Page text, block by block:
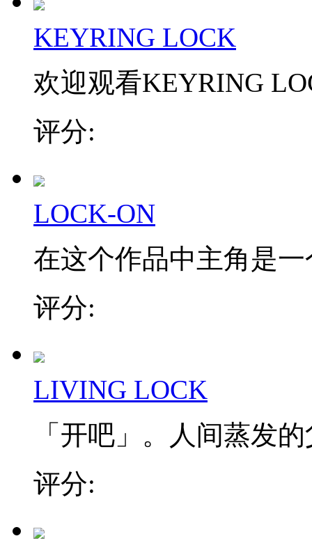
KEYRING LOCK
欢迎观看KEYRING
评分:
LOCK-ON
在这个作品中主角是
评分:
LIVING LOCK
「开吧」。人间蒸发
评分: